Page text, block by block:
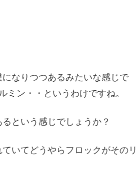
なりつつあるみたいな感じで
ン・・というわけですね。
という感じでしょうか？
いてどうやらフロックがそのリ